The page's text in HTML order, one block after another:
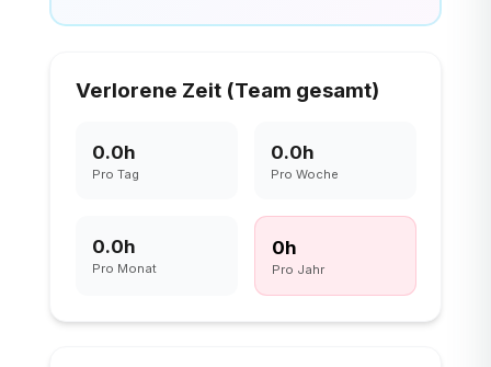
Verlorene Zeit (Team gesamt)
0.0h
Pro Tag
0.0h
Pro Woche
0.0h
Pro Monat
0h
Pro Jahr